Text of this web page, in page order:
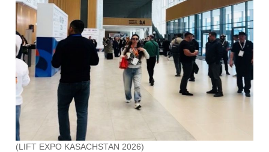
(LIFT EXPO KASACHSTAN 2026)